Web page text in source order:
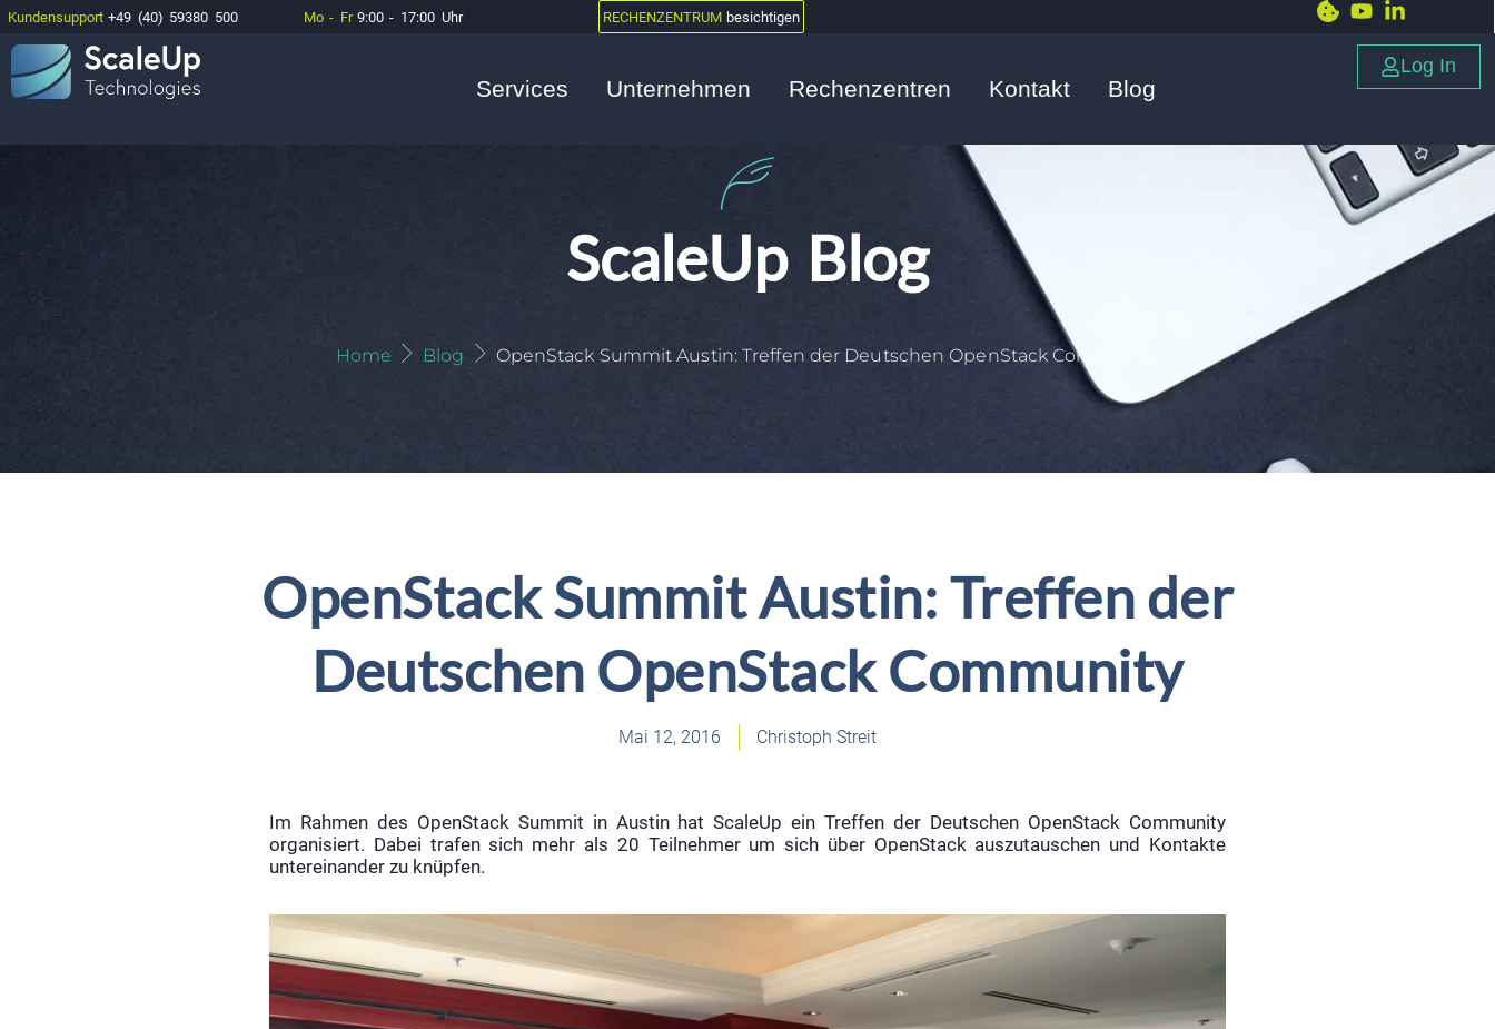
Kundensupport +49 (40) 59380 500 Mo - Fr 9:00 - 17:00 Uhr RECHENZENTRUM besichtigen
Services Unternehmen Rechenzentren Kontakt Blog
Log In
ScaleUp Blog
Home Blog OpenStack Summit Austin: Treffen der Deutschen OpenStack Community
OpenStack Summit Austin: Treffen der
Deutschen OpenStack Community
Mai 12, 2016 Christoph Streit
Im Rahmen des OpenStack Summit in Austin hat ScaleUp ein Treffen der Deutschen OpenStack Community
organisiert. Dabei trafen sich mehr als 20 Teilnehmer um sich über OpenStack auszutauschen und Kontakte
untereinander zu knüpfen.